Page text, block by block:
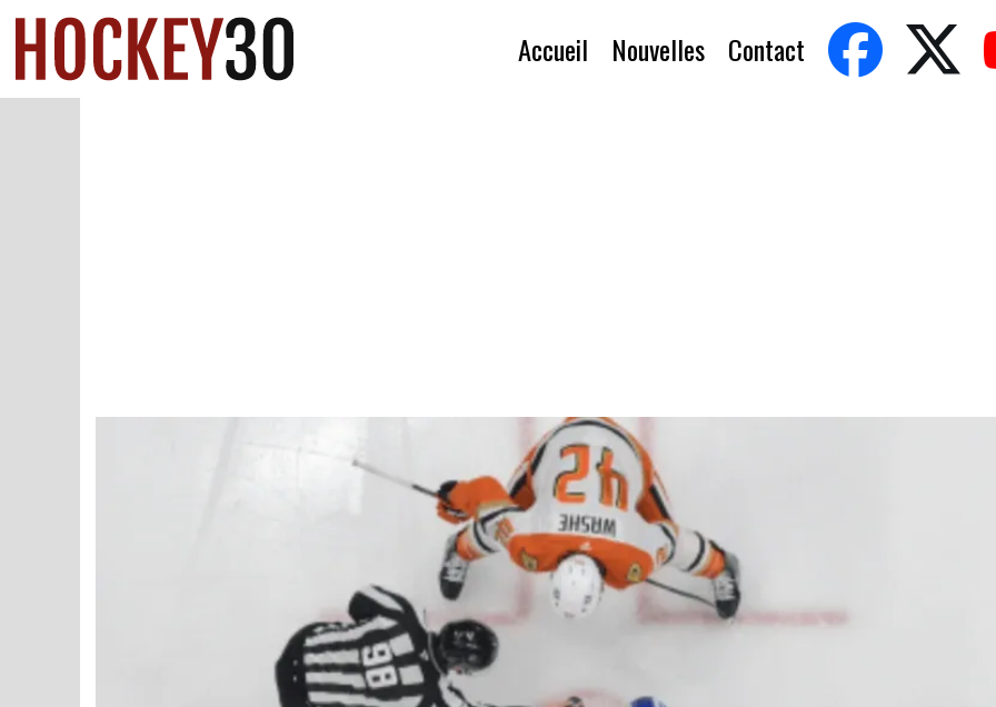
Accueil Nouvelles Contact